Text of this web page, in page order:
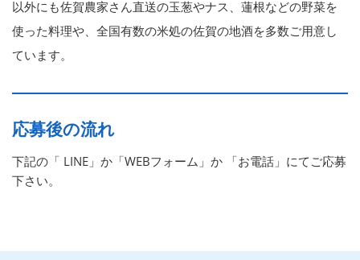
以外にも佐賀農家さん直送の玉葱やナス、蓮根などの野菜を
使った料理や、全国有数の米処の佐賀の地酒を多数ご用意し
ています。
応募後の流れ
下記の「 LINE」か「WEBフォーム」か 「お電話」にてご応募
下さい。